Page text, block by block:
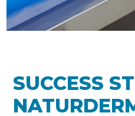
SUCCESS